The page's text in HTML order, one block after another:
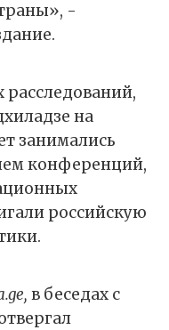
-
на
занимались
конференций,
российскую
в беседах с